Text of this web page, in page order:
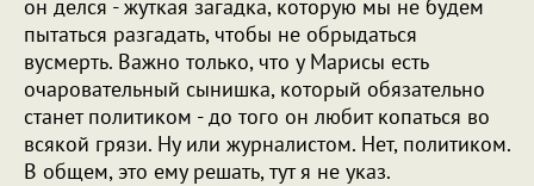
он делся - жуткая загадка, которую мы не будем
пытаться разгадать, чтобы не обрыдаться
вусмерть. Важно только, что у Марисы есть
очаровательный сынишка, который обязательно
станет политиком - до того он любит копаться во
всякой грязи. Ну или журналистом. Нет, политиком.
В общем, это ему решать, тут я не указ.